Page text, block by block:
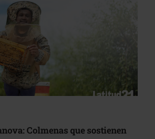
Colmenas que sostienen